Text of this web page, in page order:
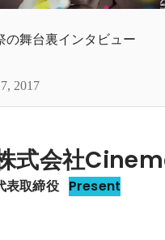
の舞台裏インタビュー
2017
式会社
表取締役 Present